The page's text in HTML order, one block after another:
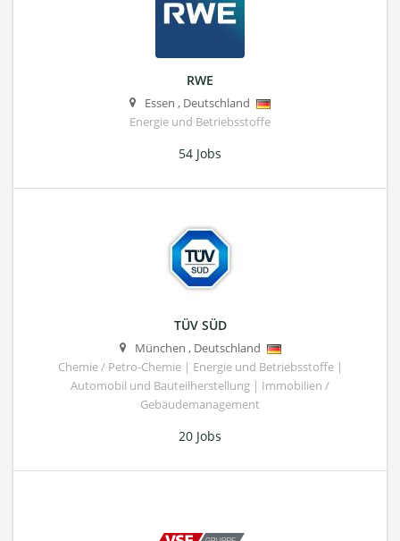
RWE
Essen , Deutschland
Energie und Betriebsstoffe
54 Jobs
TÜV SÜD
München , Deutschland
Chemie / Petro-Chemie | Energie und Betriebsstoffe |
Automobil und Bauteilherstellung | Immobilien /
Gebäudemanagement
20 Jobs